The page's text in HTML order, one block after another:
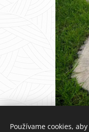
Používame cookies,